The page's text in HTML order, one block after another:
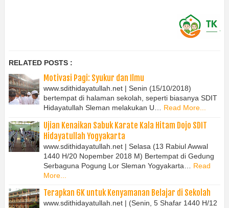
RELATED POSTS :
Motivasi Pagi: Syukur dan Ilmu
www.sdithidayatullah.net | Senin (15/10/2018)
bertempat di halaman sekolah, seperti biasanya SDIT
Hidayatullah Sleman melakukan U… Read More...
Ujian Kenaikan Sabuk Karate Kala Hitam Dojo SDIT
Hidayatullah Yogyakarta
www.sdithidayatullah.net | Selasa (13 Rabiul Awwal
1440 H/20 Nopember 2018 M) Bertempat di Gedung
Serbaguna Pogung Lor Sleman Yogyakarta…
Read
More...
Terapkan 6K untuk Kenyamanan Belajar di Sekolah
www.sdithidayatullah.net | (Senin, 5 Shafar 1440 H/12